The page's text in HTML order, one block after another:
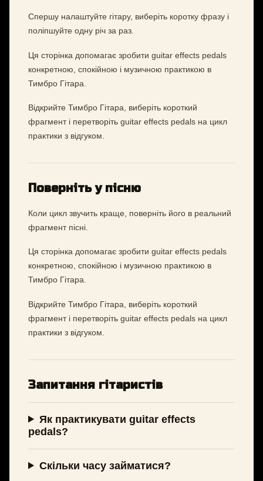
Спершу налаштуйте гітару, виберіть коротку фразу і
поліпшуйте одну річ за раз.
Ця сторінка допомагає зробити guitar effects pedals
конкретною, спокійною і музичною практикою в
Тимбро Гітара.
Відкрийте Тимбро Гітара, виберіть короткий
фрагмент і перетворіть guitar effects pedals на цикл
практики з відгуком.
Поверніть у пісню
Коли цикл звучить краще, поверніть його в реальний
фрагмент пісні.
Ця сторінка допомагає зробити guitar effects pedals
конкретною, спокійною і музичною практикою в
Тимбро Гітара.
Відкрийте Тимбро Гітара, виберіть короткий
фрагмент і перетворіть guitar effects pedals на цикл
практики з відгуком.
Запитання гітаристів
Як практикувати guitar effects
pedals?
Скільки часу займатися?